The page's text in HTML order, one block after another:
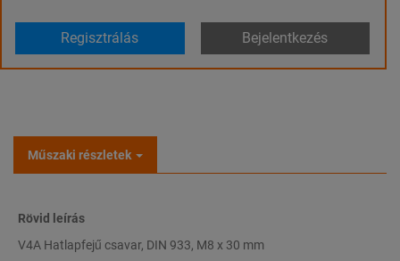
Regisztrálás Bejelentkezés
Műszaki részletek
Rövid leírás
V4A Hatlapfejű csavar, DIN 933, M8 x 30 mm